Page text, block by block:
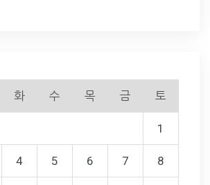
화 수 목 금 토
1
4 5 6 7 8